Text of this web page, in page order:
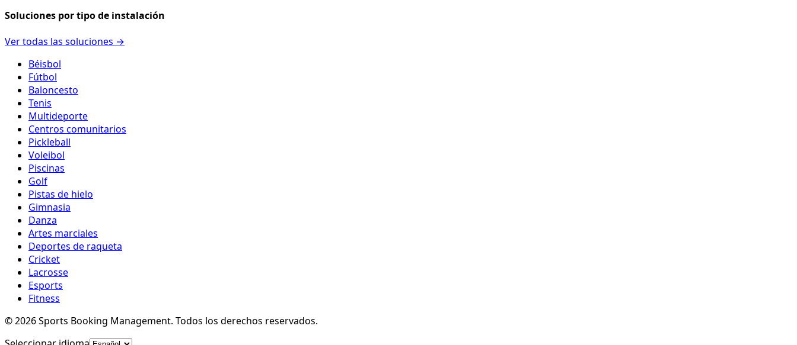
Soluciones por tipo de instalación
Ver todas las soluciones →
Béisbol
Fútbol
Baloncesto
Tenis
Multideporte
Centros comunitarios
Pickleball
Voleibol
Piscinas
Golf
Pistas de hielo
Gimnasia
Danza
Artes marciales
Deportes de raqueta
Cricket
Lacrosse
Esports
Fitness
©2026Sports Booking Management. Todos los derechos reservados.